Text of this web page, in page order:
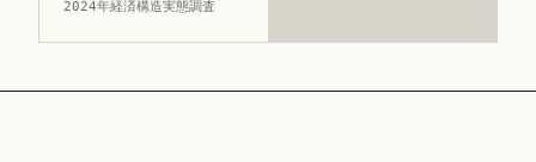
2024年経済構造実態調査